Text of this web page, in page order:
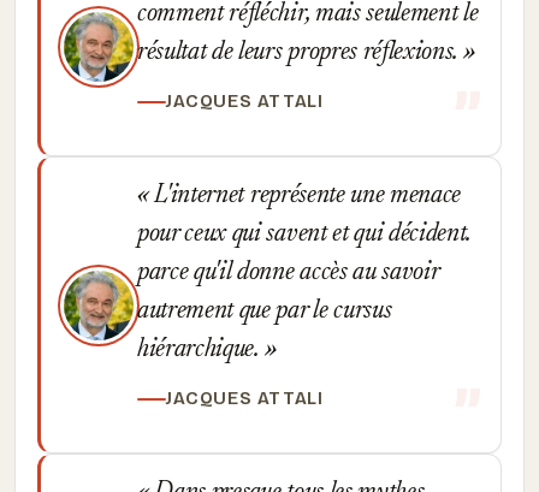
comment réfléchir, mais seulement le
résultat de leurs propres réflexions.
JACQUES ATTALI
L'internet représente une menace
pour ceux qui savent et qui décident.
parce qu'il donne accès au savoir
autrement que par le cursus
hiérarchique.
JACQUES ATTALI